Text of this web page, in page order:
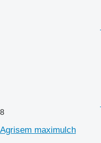
8
Agrisem maximulch